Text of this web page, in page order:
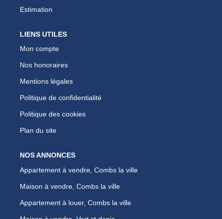
Estimation
LIENS UTILES
Mon compte
Nos honoraires
Mentions légales
Politique de confidentialité
Politique des cookies
Plan du site
NOS ANNONCES
Appartement à vendre, Combs la ville
Maison à vendre, Combs la ville
Appartement à louer, Combs la ville